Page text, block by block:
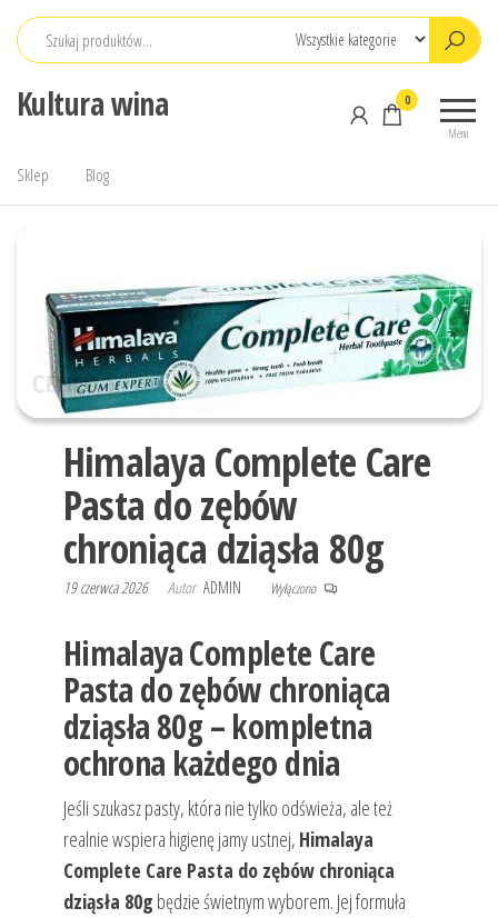
Przejdź
Kultura wina
Menu
0
Sklep Blog
Himalaya Complete Care
Pasta do zębów
chroniąca dziąsła 80g
19 czerwca 2026 Autor ADMIN Wyłączono
Himalaya Complete Care
Pasta do zębów chroniąca
dziąsła 80g – kompletna
ochrona każdego dnia
Jeśli szukasz pasty, która nie tylko odświeża, ale też
realnie wspiera higienę jamy ustnej, Himalaya
Complete Care Pasta do zębów chroniąca
dziąsła 80g będzie świetnym wyborem. Jej formuła